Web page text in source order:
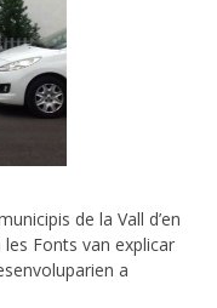
de la Vall d’en
les Fonts van explicar
a